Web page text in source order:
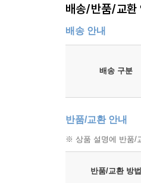
배송/반품/교환
배송 안내
배송 구분
반품/교환 안내
※ 상품 설명에 반품/
반품/교환 방법